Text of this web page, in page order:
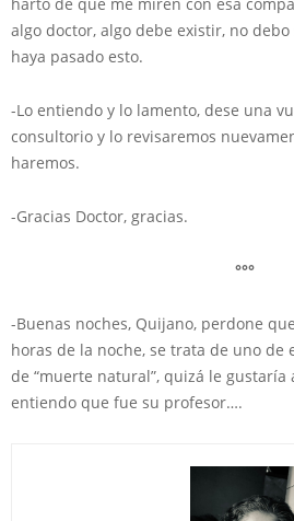
algo doctor, algo debe existir, no
haya pasado esto.
-Lo entiendo y lo lamento, dese una
consultorio y lo revisaremos
haremos.
-Gracias Doctor, gracias.
°°°
-Buenas noches, Quijano, perdone
horas de la noche, se trata de uno de
de “muerte natural”, quizá le gustaría
entiendo que fue su profesor….